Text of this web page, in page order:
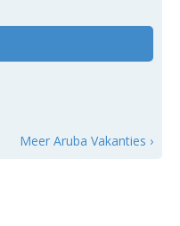
Meer Aruba Vakanties ›